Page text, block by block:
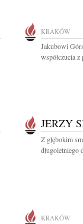
KRAKÓW
Jakubowi
współczucia
JERZY
Z głębokim
długoletniego
KRAKÓW